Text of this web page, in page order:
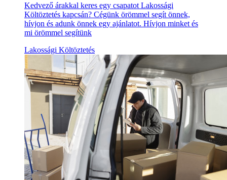
Kedvező árakkal keres egy csapatot Lakossági
Költöztetés kapcsán? Cégünk örömmel segít önnek,
hívjon és adunk önnek egy ajánlatot. Hívjon minket és
mi örömmel segítünk
Lakossági Költöztetés